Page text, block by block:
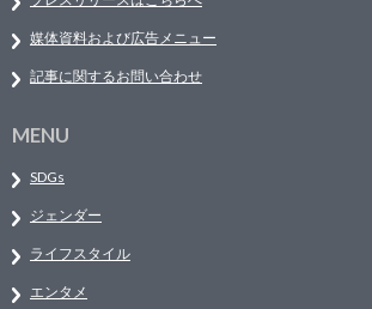
媒体資料および広告メニュー
記事に関するお問い合わせ
MENU
SDGs
ジェンダー
ライフスタイル
エンタメ